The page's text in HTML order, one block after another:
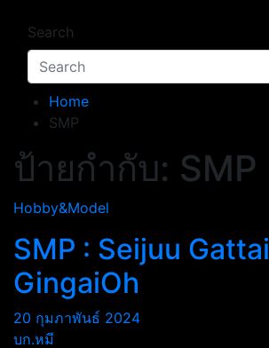
Search
Home
SMP
ป้ายกำกับ: SMP
Hobby&Model
SMP : Seijuu Gattai
GingaiOh
20 กุมภาพันธ์ 2024
บก.หมี